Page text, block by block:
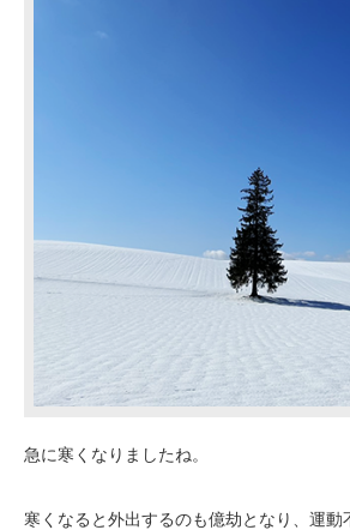
急に寒くなりましたね。
寒くなると外出するのも億劫となり、運動